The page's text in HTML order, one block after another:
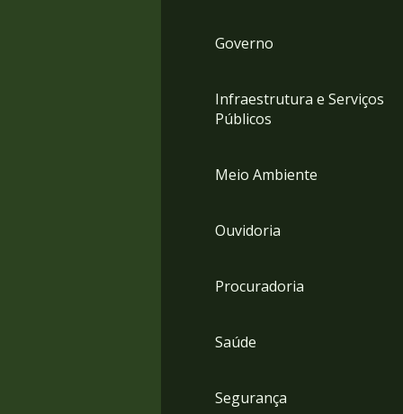
Governo
Infraestrutura e Serviços
Públicos
Meio Ambiente
Ouvidoria
Procuradoria
Saúde
Segurança